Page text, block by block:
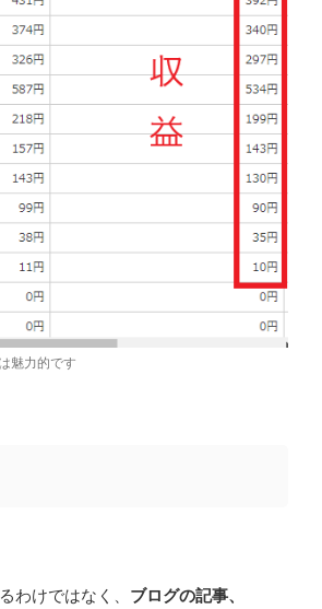
魅力的です
わけではなく、 ブログの記事、